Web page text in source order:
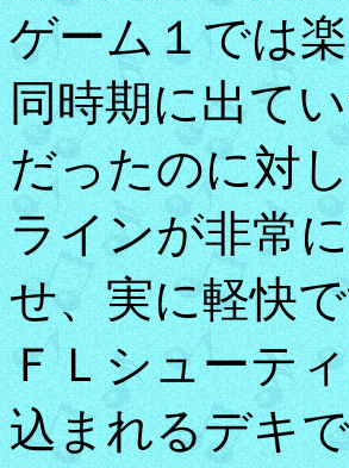
ゲーム１では
同時期に出て
だったのに対
ラインが非常
せ、実に軽快
ＦＬシューテ
込まれるデキ